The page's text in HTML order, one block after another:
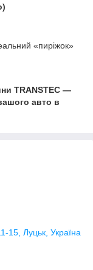
«пиріжок»
TRANSTEC —
авто в
15, Луцьк, Україна